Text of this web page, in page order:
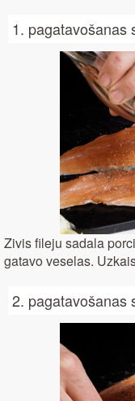
1. pagatavošanas
Zivis fileju sadala
gatavo veselas.
2. pagatavošanas